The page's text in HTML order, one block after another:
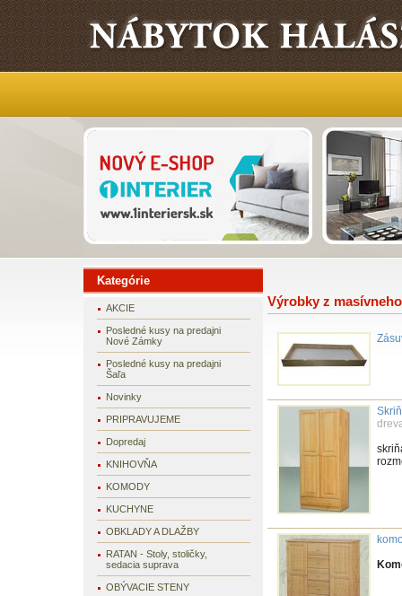
Kategórie
AKCIE
Posledné kusy na predajni
Nové Zámky
Posledné kusy na predajni
Šaľa
Novinky
PRIPRAVUJEME
Dopredaj
KNIHOVŇA
KOMODY
KUCHYNE
OBKLADY A DLAŽBY
RATAN - Stoly, stoličky,
sedacia suprava
OBÝVACIE STENY
Výrobky z